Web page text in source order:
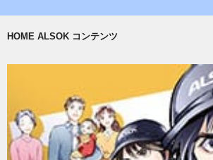
HOME ALSOK コンテンツ